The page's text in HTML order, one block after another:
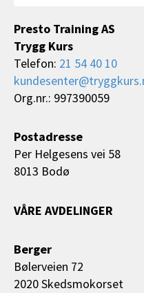
Presto Training AS
Trygg Kurs
Telefon: 21 54 40 10
Org.nr.: 997390059
Postadresse
Per Helgesens vei 58
8013 Bodø
VÅRE AVDELINGER
Berger
Bølerveien 72
2020 Skedsmokorset